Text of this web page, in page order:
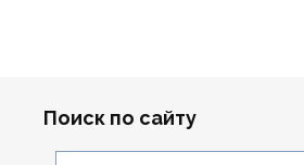
Поиск по сайту